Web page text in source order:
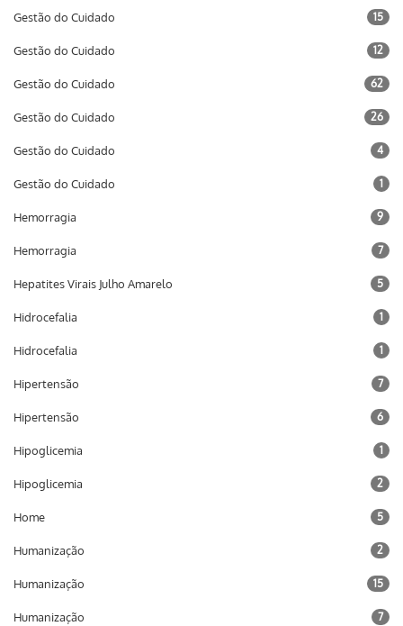
Gestão do Cuidado 15
Gestão do Cuidado 12
Gestão do Cuidado 62
Gestão do Cuidado 26
Gestão do Cuidado 4
Gestão do Cuidado 1
Hemorragia 9
Hemorragia 7
Hepatites Virais Julho Amarelo 5
Hidrocefalia 1
Hidrocefalia 1
Hipertensão 7
Hipertensão 6
Hipoglicemia 1
Hipoglicemia 2
Home 5
Humanização 2
Humanização 15
Humanização 7